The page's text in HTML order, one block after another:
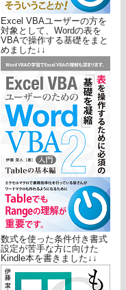
Excel VBAユーザーの方を
対象として、Wordの表を
VBAで操作する基礎をまと
めました↓↓
数式を使った条件付き書式
設定が苦手な方に向けた
Kindle本を書きました↓↓